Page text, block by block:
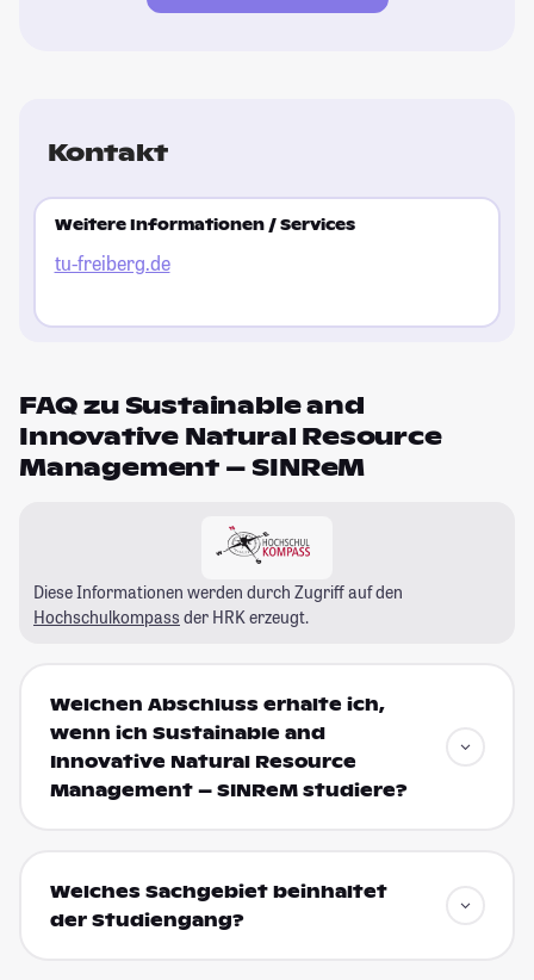
Kontakt
Weitere Informationen / Services
tu-freiberg.de
FAQ zu Sustainable and
Innovative Natural Resource
Management – SINReM
Diese Informationen werden durch Zugriff auf den
Hochschulkompass der HRK erzeugt.
Welchen Abschluss erhalte ich,
wenn ich Sustainable and
Innovative Natural Resource
Management – SINReM studiere?
Welches Sachgebiet beinhaltet
der Studiengang?